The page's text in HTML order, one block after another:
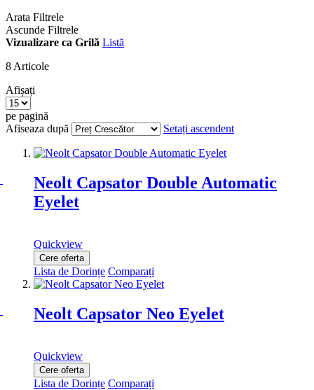
Arata Filtrele
Ascunde Filtrele
Vizualizare ca Grilă Listă
8 Articole
Afișați
pe pagină
Afiseaza după
Setați ascendent
Neolt Capsator Double Automatic
Eyelet
Quickview
Cere oferta
Lista de Dorințe Comparați
Neolt Capsator Neo Eyelet
Quickview
Cere oferta
Lista de Dorințe Comparați